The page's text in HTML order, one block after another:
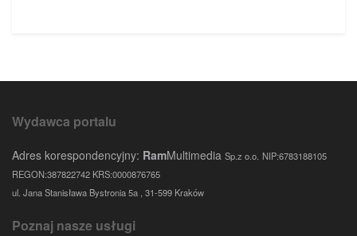
Wydawca portalu
Adres korespondencyjny: RamMultimedia Sp.z o.o. NIP:6783188105
REGON:387822742 KRS:0000876765
ul. Jana Stanisława Bystronia 5a , 31-599 Kraków
Poznaj nasze usługi